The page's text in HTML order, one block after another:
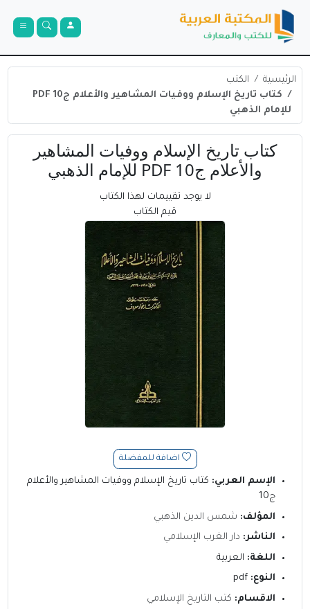
الرئيسية
الكتب
كتاب تاريخ الإسلام ووفيات المشاهير والأعلام ج10 PDF
للإمام الذهبي
كتاب تاريخ الإسلام ووفيات المشاهير
والأعلام ج10 PDF للإمام الذهبي
لا يوجد تقييمات لهذا الكتاب
قيم الكتاب
اضافة للمفضلة
الإسم العربي: كتاب تاريخ الإسلام ووفيات المشاهير والأعلام
ج10
المؤلف: شمس الدين الذهبي
الناشر: دار الغرب الإسلامي
اللغة: العربية
النوع:
الاقسام: كتب التاريخ الإسلامي